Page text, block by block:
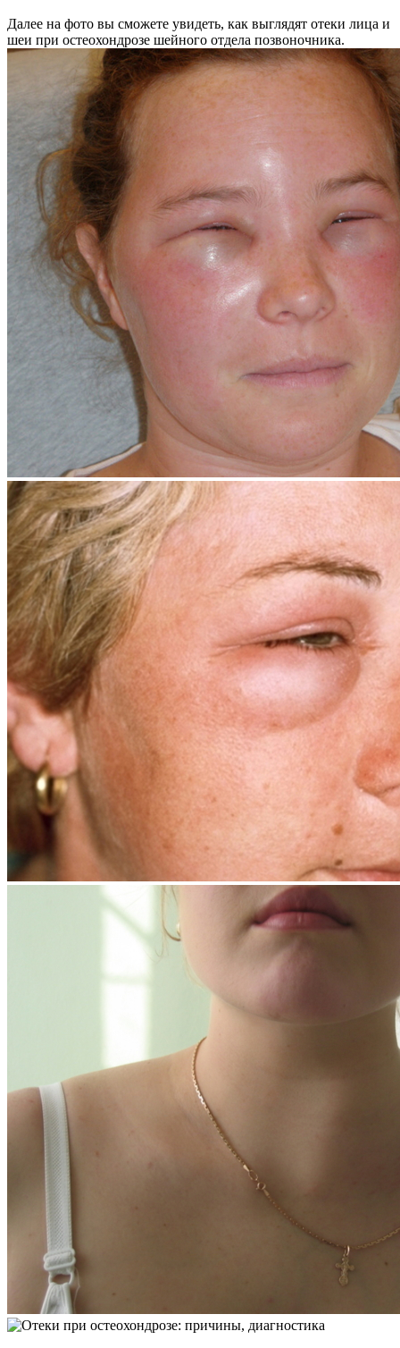
Далее на фото вы сможете увидеть, как выглядят отеки лица и
шеи при остеохондрозе шейного отдела позвоночника.